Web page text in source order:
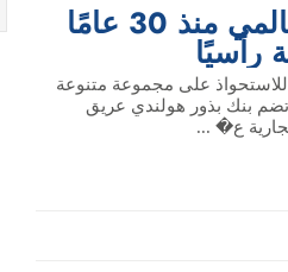
بنك البذور العالمي منذ 30 عامًا
رأسيًا
على مجموعة متنوعة
تضم بنك بذور هولندي عريق